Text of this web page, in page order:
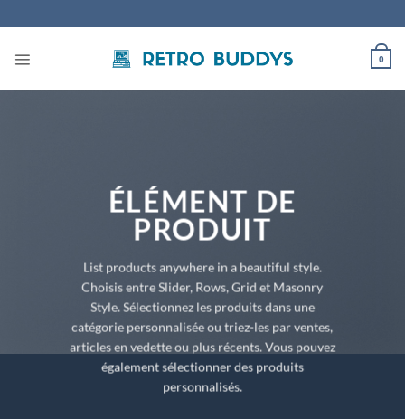
au
0
ÉLÉMENT DE
PRODUIT
List products anywhere in a beautiful style.
Choisis entre Slider, Rows, Grid et Masonry
Style. Sélectionnez les produits dans une
catégorie personnalisée ou triez-les par ventes,
articles en vedette ou plus récents. Vous pouvez
également sélectionner des produits
personnalisés.